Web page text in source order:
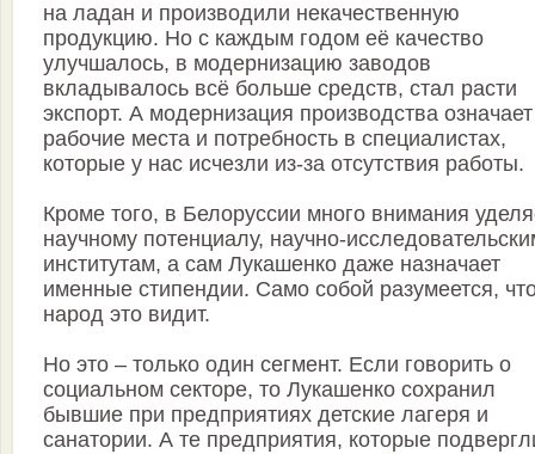
на ладан и производили некачественную
продукцию. Но с каждым годом её качество
улучшалось, в модернизацию заводов
вкладывалось всё больше средств, стал расти
экспорт. А модернизация производства означает
рабочие места и потребность в специалистах,
которые у нас исчезли из-за отсутствия работы.
Кроме того, в Белоруссии много внимания
научному потенциалу, научно-
институтам, а сам Лукашенко даже назначает
именные стипендии. Само собой разумеется,
народ это видит.
Но это – только один сегмент. Если говорить о
социальном секторе, то Лукашенко сохранил
бывшие при предприятиях детские лагеря и
санатории. А те предприятия, которые